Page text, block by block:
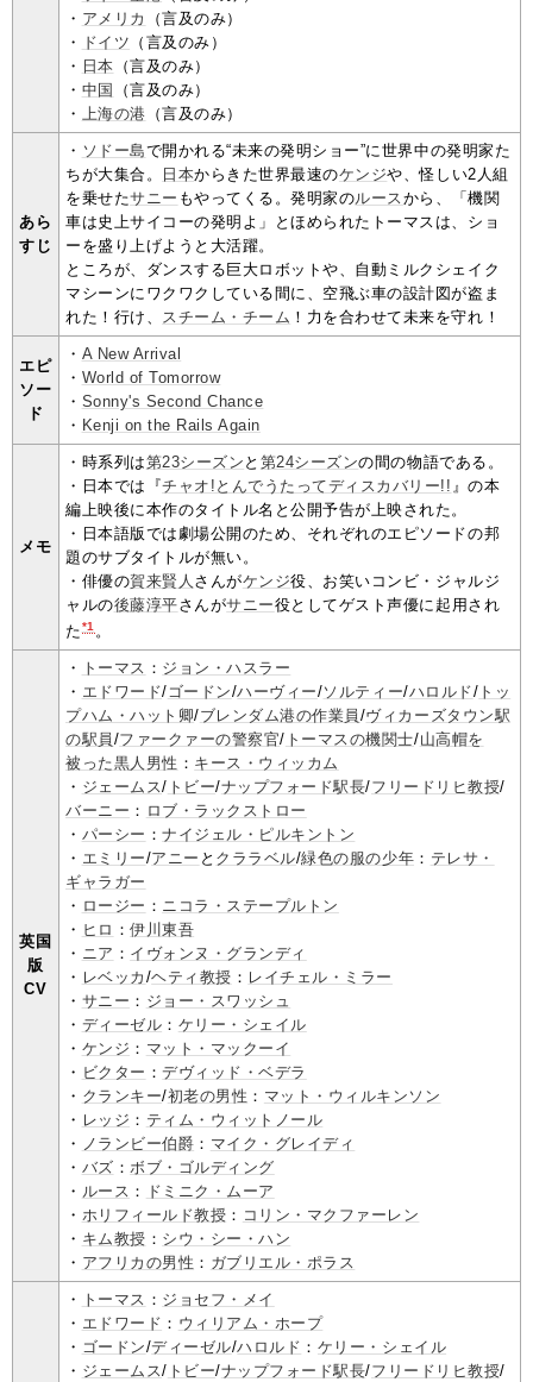
・ アメリカ
（言及のみ）
・
ドイツ （言及のみ）
・ 日本 （言及のみ）
・ 中国
（言及のみ）
・ 上海の港 （言及のみ）
あら
すじ
・ ソドー島で開かれる“未来の発明ショー”に世界中の発明家た
ちが大集合。
日本からきた世界最速のケンジや、怪しい2人組
を乗せたサニー もやってくる。発明家のルースから、「機関
車は史上サイコーの発明よ」とほめられたトーマスは、ショ
ーを盛り上げようと大活躍。
ところが、ダンスする巨大ロボットや、自動ミルクシェイク
マシーンにワクワクしている間に、空飛ぶ車の設計図が盗ま
れた！行け、 スチーム・チーム ！力を合わせて未来を守れ！
エピ
ソー
ド
・ A New Arrival
・ World of Tomorrow
・ Sonny's Second Chance
・ Kenji on the Rails Again
メモ
・時系列は第23シーズン と 第24シーズンの間の物語である。
・日本では『チャオ!とんでうたってディスカバリー!! 』の本
編上映後に本作のタイトル名と公開予告が上映された。
・日本語版では劇場公開のため、それぞれのエピソードの邦
題のサブタイトルが無い。
・俳優の賀来賢人 さんがケンジ役、お笑いコンビ・ジャルジ
ャルの後藤淳平さんがサニー役としてゲスト声優に起用され
た*1。
英国
版
CV
・ トーマス ： ジョン・ハスラー
・ エドワード/ゴードン/ハーヴィー/ソルティー/ハロルド/ トッ
プハム・ハット卿/ブレンダム港の作業員 /ヴィカーズタウン駅
の駅員 /ファークァーの警察官/ トーマスの機関士/山高帽を
被った黒人男性 ： キース・ウィッカム
・ ジェームス/ トビー/ナップフォード駅長/フリードリヒ教授/
バーニー ： ロブ・ラックストロー
・ パーシー ：ナイジェル・ピルキントン
・ エミリー/アニー と クララベル/緑色の服の少年 ： テレサ・
ギャラガー
・ ロージー ： ニコラ・ステープルトン
・ ヒロ ：伊川東吾
・ ニア ： イヴォンヌ・グランディ
・ レベッカ /ヘティ教授 ： レイチェル・ミラー
・ サニー ： ジョー・スワッシュ
・ ディーゼル ： ケリー・シェイル
・ ケンジ ： マット・マックーイ
・ ビクター ：デヴィッド・ベデラ
・ クランキー/初老の男性 ： マット・ウィルキンソン
・ レッジ ： ティム・ウィットノール
・ ノランビー伯爵 ： マイク・グレイディ
・ バズ ：ボブ・ゴルディング
・ ルース ：
ドミニク・ムーア
・ ホリフィールド教授 ： コリン・マクファーレン
・ キム教授 ： シウ・シー・ハン
・ アフリカの男性 ： ガブリエル・ポラス
・ トーマス ： ジョセフ・メイ
・ エドワード ： ウィリアム・ホープ
・ ゴードン/ディーゼル/ハロルド ： ケリー・シェイル
・ ジェームス/ トビー/ナップフォード駅長/フリードリヒ教授/